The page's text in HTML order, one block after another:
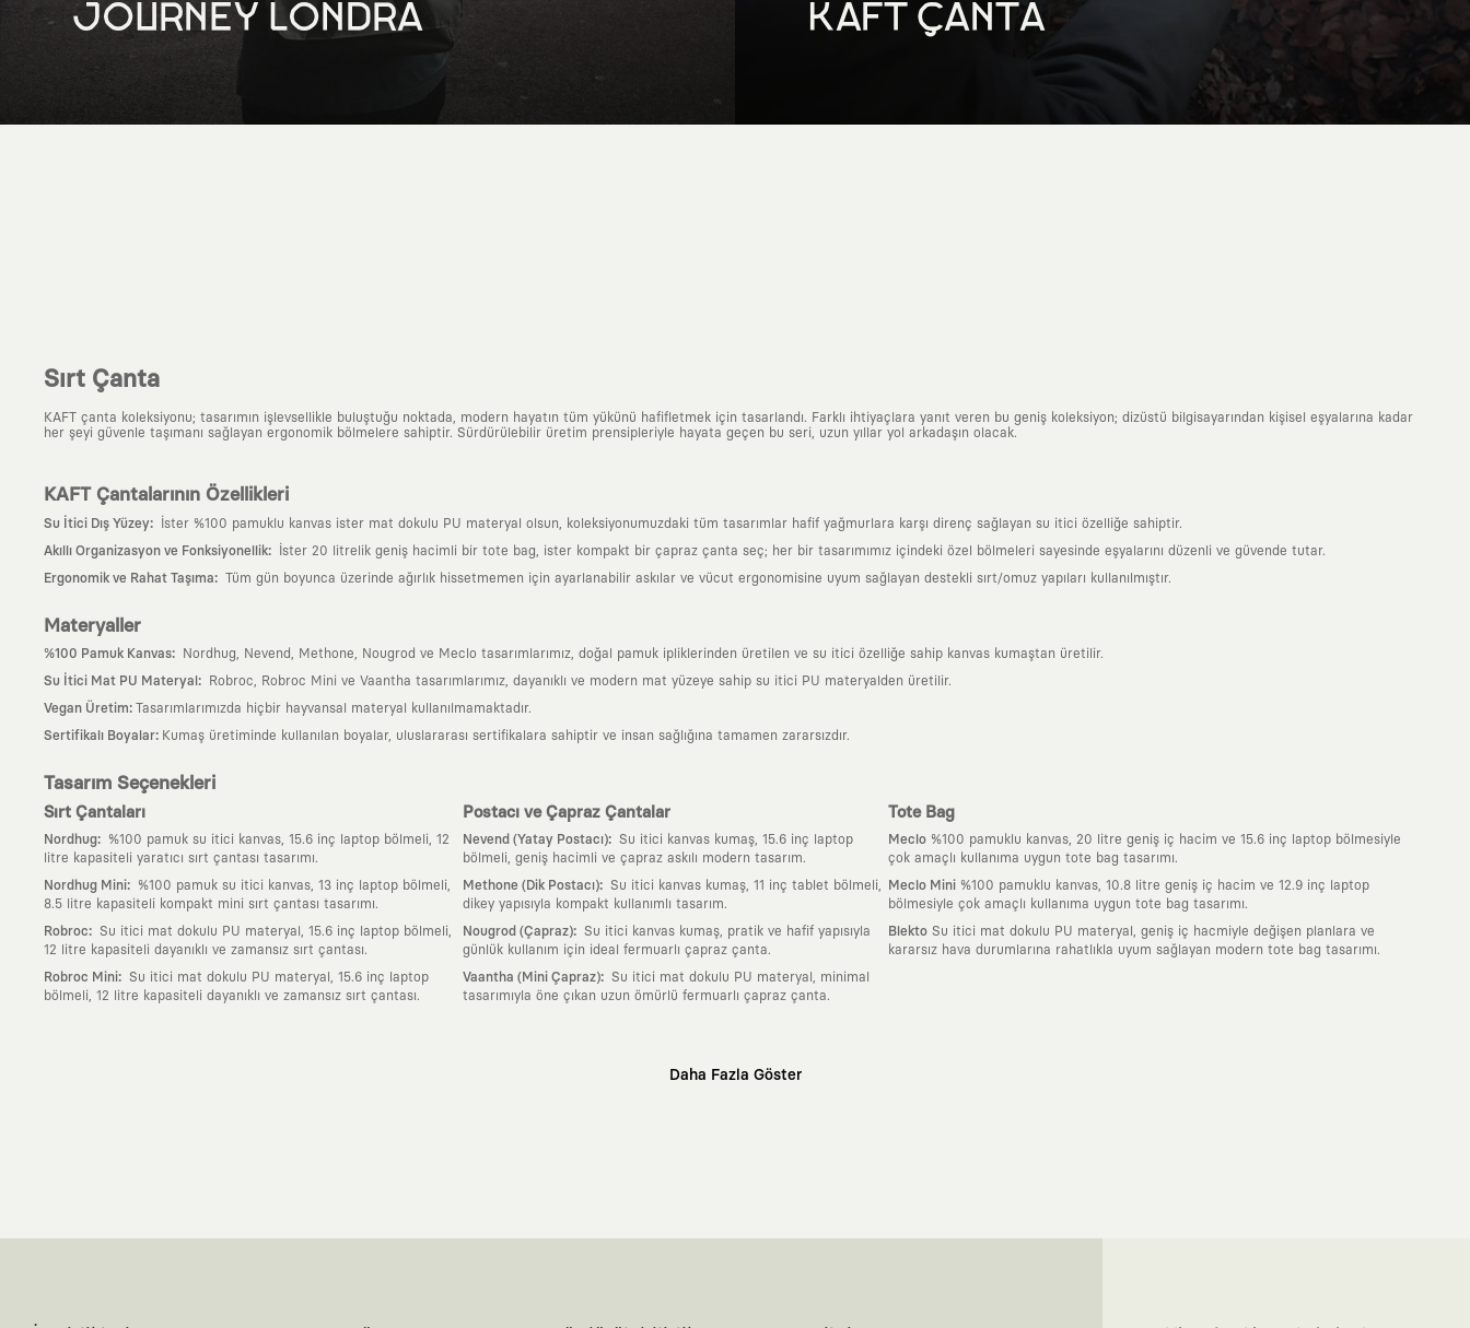
JOURNEY LONDRA KAFT ÇANTA
Sırt Çanta
KAFT çanta koleksiyonu; tasarımın işlevsellikle buluştuğu noktada, modern hayatın tüm yükünü hafifletmek için tasarlandı. Farklı ihtiyaçlara yanıt veren bu geniş koleksiyon; dizüstü bilgisayarından kişisel eşyalarına kadar
her şeyi güvenle taşımanı sağlayan ergonomik bölmelere sahiptir. Sürdürülebilir üretim prensipleriyle hayata geçen bu seri, uzun yıllar yol arkadaşın olacak.
KAFT Çantalarının Özellikleri
Su İtici Dış Yüzey: İster %100 pamuklu kanvas ister mat dokulu PU materyal olsun, koleksiyonumuzdaki tüm tasarımlar hafif yağmurlara karşı direnç sağlayan su itici özelliğe sahiptir.
Akıllı Organizasyon ve Fonksiyonellik: İster 20 litrelik geniş hacimli bir tote bag, ister kompakt bir çapraz çanta seç; her bir tasarımımız içindeki özel bölmeleri sayesinde eşyalarını düzenli ve güvende tutar.
Ergonomik ve Rahat Taşıma: Tüm gün boyunca üzerinde ağırlık hissetmemen için ayarlanabilir askılar ve vücut ergonomisine uyum sağlayan destekli sırt/omuz yapıları kullanılmıştır.
Materyaller
%100 Pamuk Kanvas: Nordhug, Nevend, Methone, Nougrod ve Meclo tasarımlarımız, doğal pamuk ipliklerinden üretilen ve su itici özelliğe sahip kanvas kumaştan üretilir.
Su İtici Mat PU Materyal : Robroc, Robroc Mini ve Vaantha tasarımlarımız, dayanıklı ve modern mat yüzeye sahip su itici PU materyalden üretilir.
Vegan Üretim: Tasarımlarımızda hiçbir hayvansal materyal kullanılmamaktadır.
Sertifikalı Boyalar: Kumaş üretiminde kullanılan boyalar, uluslararası sertifikalara sahiptir ve insan sağlığına tamamen zararsızdır.
Tasarım Seçenekleri
Sırt Çantaları
Nordhug:
%100 pamuk su itici kanvas, 15.6 inç laptop bölmeli, 12
litre kapasiteli yaratıcı sırt çantası tasarımı.
Nordhug Mini:
%100 pamuk su itici kanvas, 13 inç laptop bölmeli,
8.5 litre kapasiteli kompakt mini sırt çantası tasarımı.
Robroc: Su itici mat dokulu PU materyal, 15.6 inç laptop bölmeli,
12 litre kapasiteli dayanıklı ve zamansız sırt çantası.
Robroc Mini: Su itici mat dokulu PU materyal, 15.6 inç laptop
bölmeli, 12 litre kapasiteli dayanıklı ve zamansız sırt çantası.
Postacı ve Çapraz Çantalar
Nevend (Yatay Postacı): Su itici kanvas kumaş, 15.6 inç laptop
bölmeli, geniş hacimli ve çapraz askılı modern tasarım.
Methone (Dik Postacı): Su itici kanvas kumaş, 11 inç tablet bölmeli,
dikey yapısıyla kompakt kullanımlı tasarım.
Nougrod (Çapraz): Su itici kanvas kumaş, pratik ve hafif yapısıyla
günlük kullanım için ideal fermuarlı çapraz çanta.
Vaantha (Mini Çapraz): Su itici mat dokulu PU materyal, minimal
tasarımıyla öne çıkan uzun ömürlü fermuarlı çapraz çanta.
Tote Bag
Meclo %100 pamuklu kanvas, 20 litre geniş iç hacim ve 15.6 inç laptop bölmesiyle
çok amaçlı kullanıma uygun tote bag tasarımı.
Meclo Mini %100 pamuklu kanvas, 10.8 litre geniş iç hacim ve 12.9 inç laptop
bölmesiyle çok amaçlı kullanıma uygun tote bag tasarımı.
Blekto Su itici mat dokulu PU materyal, geniş iç hacmiyle değişen planlara ve
kararsız hava durumlarına rahatlıkla uyum sağlayan modern tote bag tasarımı.
Daha Fazla Göster